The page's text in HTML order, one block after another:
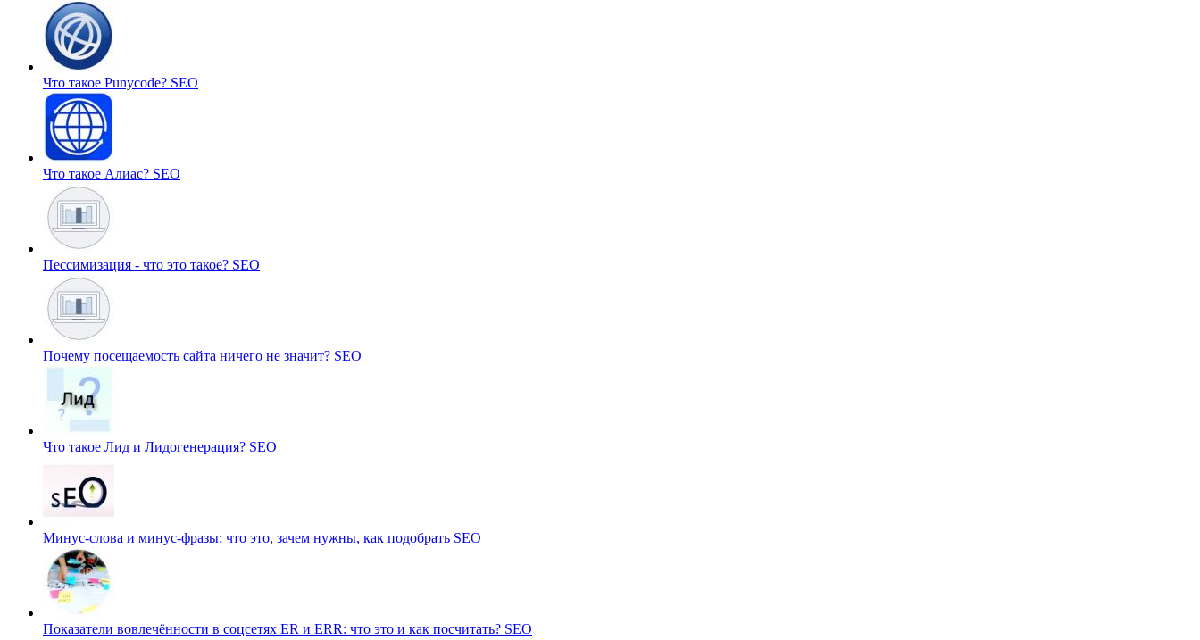
Что такое Punycode? SEO
Что такое Алиас? SEO
Пессимизация - что это такое? SEO
Почему посещаемость сайта ничего не значит? SEO
Что такое Лид и Лидогенерация? SEO
Минус-слова и минус-фразы: что это, зачем нужны, как подобрать SEO
Показатели вовлечённости в соцсетях ER и ERR: что это и как посчитать? SEO